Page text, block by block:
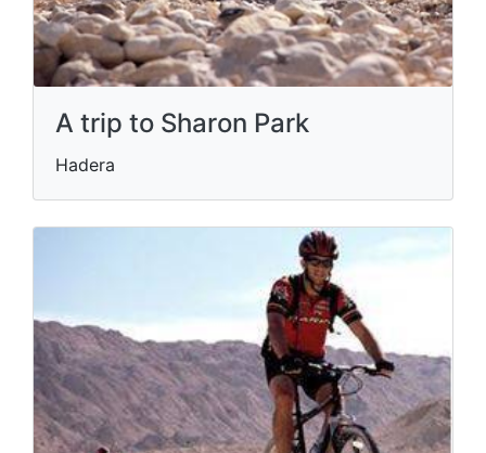
A trip to Sharon Park
Hadera